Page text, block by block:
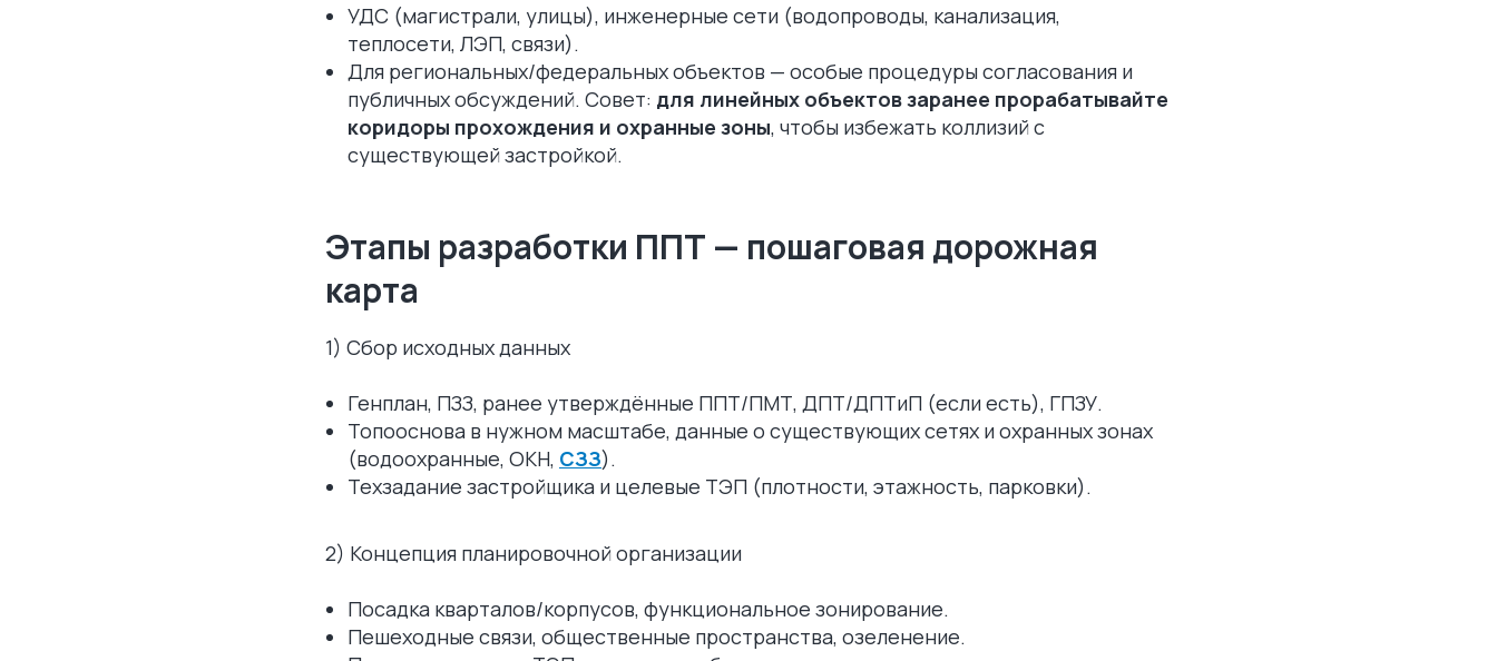
УДС (магистрали, улицы), инженерные сети (водопроводы, канализация,
теплосети, ЛЭП, связи).
Для региональных/федеральных объектов — особые процедуры согласования и
публичных обсуждений. Совет: для линейных объектов заранее прорабатывайте
коридоры прохождения и охранные зоны, чтобы избежать коллизий с
существующей застройкой.
Этапы разработки ППТ — пошаговая дорожная
карта
1) Сбор исходных данных
Генплан, ПЗЗ, ранее утверждённые ППТ/ПМТ, ДПТ/ДПТиП (если есть), ГПЗУ.
Топооснова в нужном масштабе, данные о существующих сетях и охранных зонах
(водоохранные, ОКН, СЗЗ).
Техзадание застройщика и целевые ТЭП (плотности, этажность, парковки).
2) Концепция планировочной организации
Посадка кварталов/корпусов, функциональное зонирование.
Пешеходные связи, общественные пространства, озеленение.